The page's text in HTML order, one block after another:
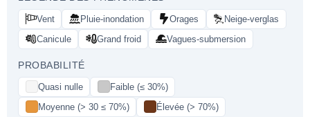
Vent Pluie-inondation Orages
Neige-verglas
Canicule
Grand froid Vagues-submersion
PROBABILITÉ
Quasi nulle
Faible (≤ 30%)
Moyenne (> 30 ≤ 70%)
Élevée (> 70%)